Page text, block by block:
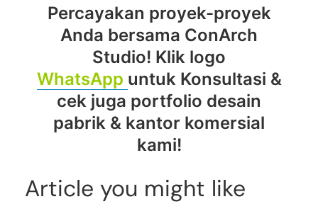
Percayakan proyek-proyek
Anda bersama ConArch
Studio! Klik logo
WhatsApp untuk Konsultasi &
cek juga portfolio desain
pabrik & kantor komersial
kami!
Article you might like